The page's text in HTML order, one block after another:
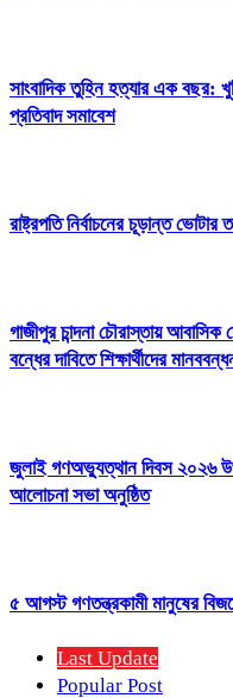
সাংবাদিক তুহিন হত্যার এক বছর:
প্রতিবাদ সমাবেশ
রাষ্ট্রপতি নির্বাচনের চূড়ান্ত ভোটার
গাজীপুর চান্দনা চৌরাস্তায়
বন্ধের দাবিতে শিক্ষার্থীদের
জুলাই গণঅভ্যুত্থান দিবস ২০২৬
আলোচনা সভা অনুষ্ঠিত
৫ আগস্ট গণতন্ত্রকামী মানুষের
Last Update
Popular Post